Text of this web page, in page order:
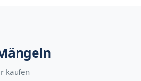
kaufen